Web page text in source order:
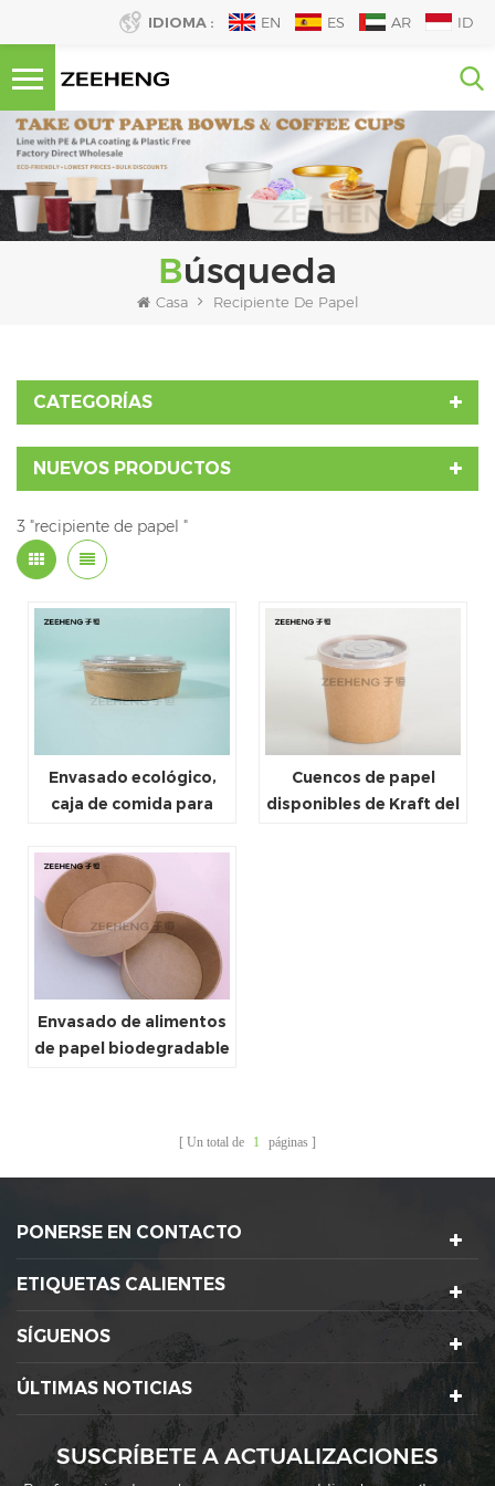
IDIOMA : EN ES AR ID
Búsqueda
Casa Recipiente De Papel
CATEGORÍAS
NUEVOS PRODUCTOS
3 "recipiente de papel "
Envasado ecológico,
caja de comida para
personalizado,
desechable, taza de
sopa de papel,
ensaladera, contenedor
de papel, tazón kraft
Cuencos de papel
disponibles de Kraft del
Envasado de alimentos
de papel biodegradable
sopa walmart
Un total de 1 páginas
PONERSE EN CONTACTO
ETIQUETAS CALIENTES
SÍGUENOS
ÚLTIMAS NOTICIAS
SUSCRÍBETE A ACTUALIZACIONES